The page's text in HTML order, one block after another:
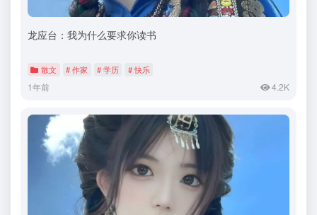
龙应台：我为什么要求你读书
散文 # 作家 # 学历 # 快乐
1年前 4.2K